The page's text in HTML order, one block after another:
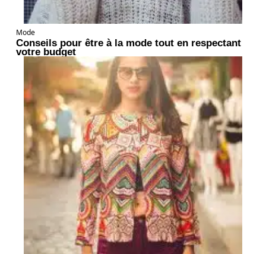
Mode
Conseils pour être à la mode tout en respectant
votre budget